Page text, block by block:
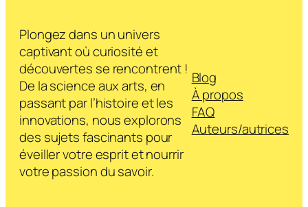
Plongez dans un univers
captivant où curiosité et
découvertes se rencontrent !
De la science aux arts, en
passant par l’histoire et les
innovations, nous explorons
des sujets fascinants pour
éveiller votre esprit et nourrir
votre passion du savoir.
Blog
À propos
FAQ
Auteurs/autrices